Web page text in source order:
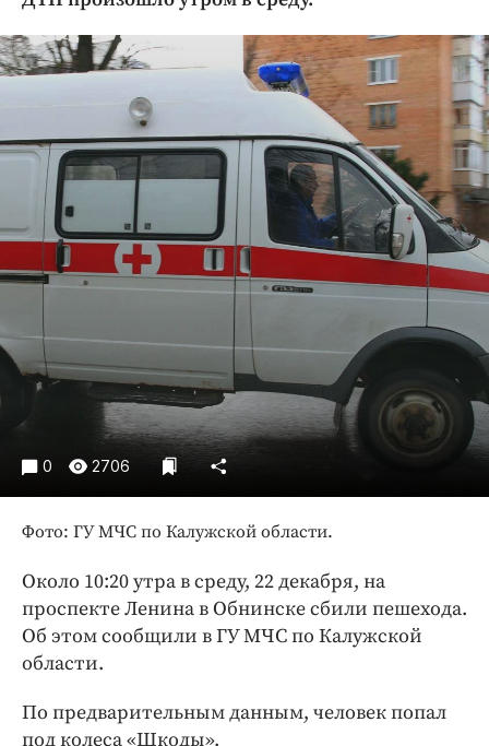
Криминал
Культура
Недвижимость и ЖКХ
Образование
Общество
Погода
Праздники
Происшествия
Спорт
Блоги
Издания
Медиаперсона
Интересное чтиво
Клиника года
Работодатель года
0 2706
Фото: ГУ МЧС по Калужской области.
Около 10:20 утра в среду, 22 декабря, на
проспекте Ленина в Обнинске сбили пешехода.
Об этом сообщили в ГУ МЧС по Калужской
области.
По предварительным данным, человек попал
под колеса «Шкоды».